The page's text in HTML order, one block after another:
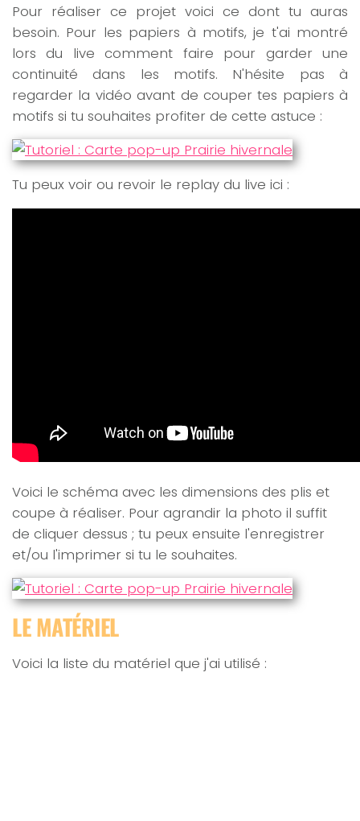
Pour réaliser ce projet voici ce dont tu auras
besoin. Pour les papiers à motifs, je t'ai montré
lors du live comment faire pour garder une
continuité dans les motifs. N'hésite pas à
regarder la vidéo avant de couper tes papiers à
motifs si tu souhaites profiter de cette astuce :
Tu peux voir ou revoir le replay du live ici :
Voici le schéma avec les dimensions des plis et
coupe à réaliser. Pour agrandir la photo il suffit
de cliquer dessus ; tu peux ensuite l'enregistrer
et/ou l'imprimer si tu le souhaites.
LE MATÉRIEL
Voici la liste du matériel que j'ai utilisé :